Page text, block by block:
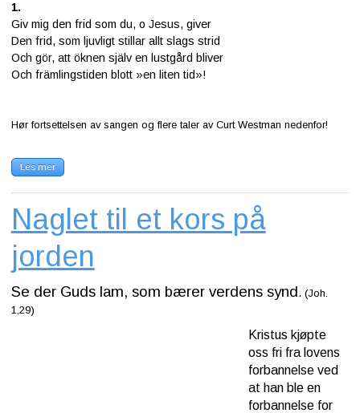
1.
Giv mig den frid som du, o Jesus, giver
Den frid, som ljuvligt stillar allt slags strid
Och gör, att öknen själv en lustgård bliver
Och främlingstiden blott »en liten tid»!
Hør fortsettelsen av sangen og flere taler av Curt Westman nedenfor!
Les mer
Naglet til et kors på
jorden
Se der Guds lam, som bærer verdens synd. (Joh.
1,29)
Kristus kjøpte
oss frifra lovens
forbannelse ved
at han ble en
forbannelse for